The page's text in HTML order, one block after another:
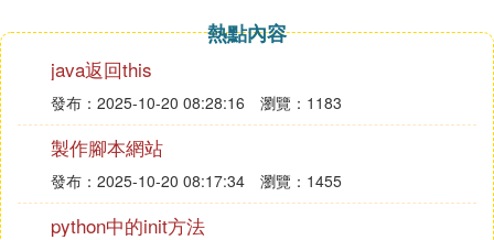
熱點內容
java返回this
發布：2025-10-20 08:28:16 瀏覽：1183
製作腳本網站
發布：2025-10-20 08:17:34 瀏覽：1455
python中的init方法